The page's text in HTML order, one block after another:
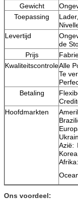
Gewicht
Toepassing
Levertijd
de
Prijs
KwaliteitscontroleAlle
Te
Betaling
Hoofdmarkten
Azië:
Ons voordeel: